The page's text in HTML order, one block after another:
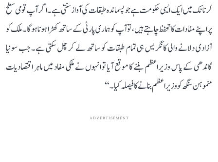
کرناٹک میں ایک ایسی حکومت ہے جو پسماندہ طبقات کی آواز سنتی ہے۔ اگر آپ قومی سطح
پر اپنے مفادات کا تحفظ چاہتے ہیں، تو آپ کو ہماری پارٹی کے ساتھ کھڑا ہونا ہوگا۔ ملک کو
آزادی دلانے والی کانگریس ہی تمام طبقات کو ساتھ لے کر چل سکتی ہے۔ جب سونیا
گاندھی کے پاس وزیر اعظم بننے کا موقع آیا تو انہوں نے ملکی مفاد میں ماہر اقتصادیات
منموہن سنگھ کو وزیر اعظم بنانے کا فیصلہ کیا۔‘‘
ADVERTISEMENT